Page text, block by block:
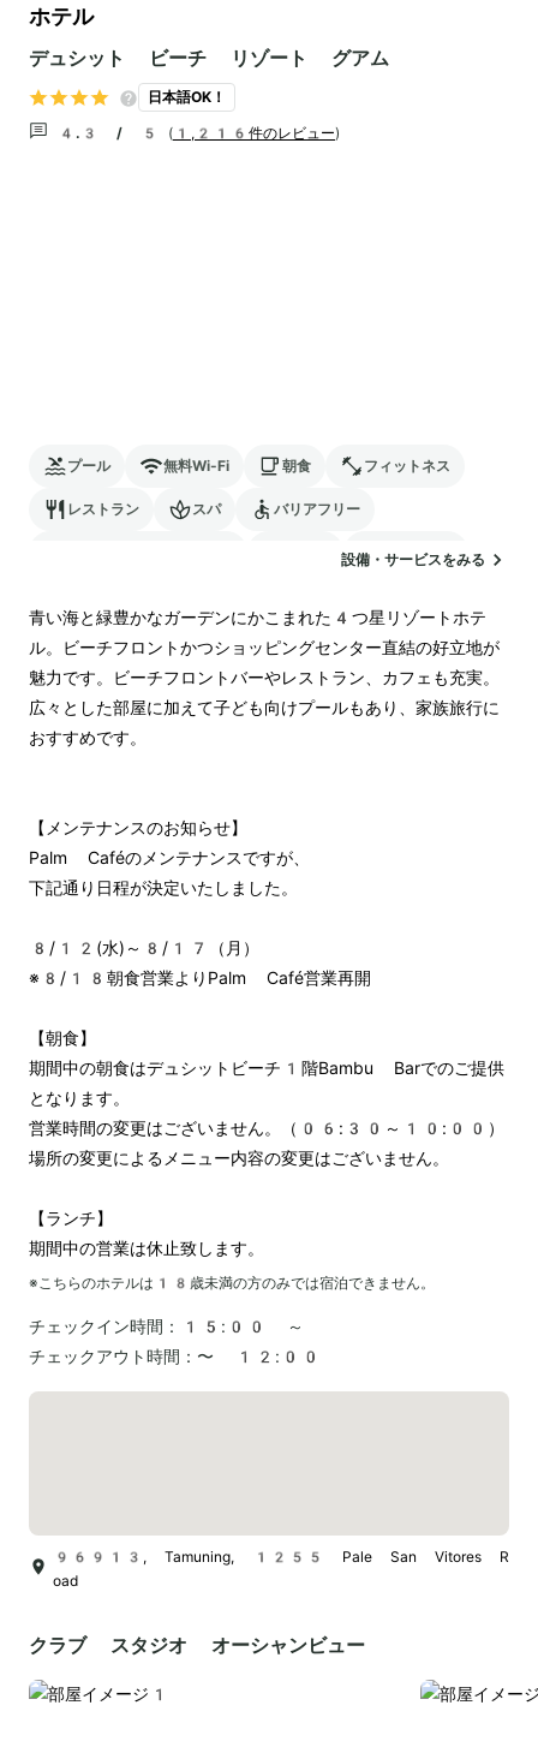
ホテル
デュシット ビーチ リゾート グアム
日本語OK！
4.3 / 5 ( 1,216件のレビュー)
プール 無料Wi-Fi 朝食 フィットネス
レストラン スパ バリアフリー
ランドリー
設備・サービスをみる
青い海と緑豊かなガーデンにかこまれた4つ星リゾートホテ
ル。ビーチフロントかつショッピングセンター直結の好立地が
魅力です。ビーチフロントバーやレストラン、カフェも充実。
広々とした部屋に加えて子ども向けプールもあり、家族旅行に
おすすめです。
【メンテナンスのお知らせ】
Palm Caféのメンテナンスですが、
下記通り日程が決定いたしました。
8/12(水)～8/17（月）
※8/18朝食営業よりPalm Café営業再開
【朝食】
期間中の朝食はデュシットビーチ1階Bambu Barでのご提供
となります。
営業時間の変更はございません。（06:30～10:00）
場所の変更によるメニュー内容の変更はございません。
【ランチ】
期間中の営業は休止致します。
※こちらのホテルは 18 歳未満の方のみでは宿泊できません。
チェックイン時間：
15:00 ～
チェックアウト時間： 〜 12:00
96913, Tamuning, 1255 Pale San Vitores R
oad
クラブ スタジオ オーシャンビュー